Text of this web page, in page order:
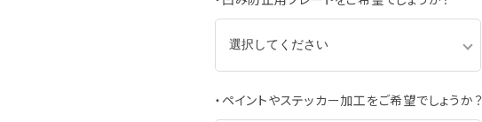
・ペイントやステッカー加工をご希望でしょうか？